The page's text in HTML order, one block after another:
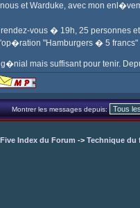
et Warduke, avec mon
rendez-vous � 19h, 25 personnes
"Hamburgers � 5 francs"
g�nial mais suffisant pour tenir.
Montrer les messages depuis:
Index du Forum -> Technique du